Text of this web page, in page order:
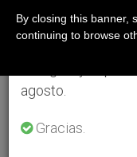
agosto.
Gracias.
By closing this banner,
continuing to browse